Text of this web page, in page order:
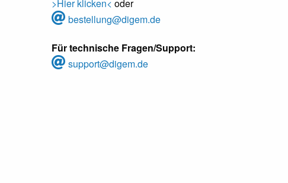
>Hier klicken< oder
bestellung@digem.de
Für technische Fragen/Support:
support@digem.de